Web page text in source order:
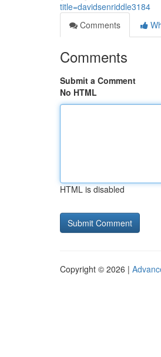
title=davidsenriddle3184
Comments
Comments
Submit a Comment
No HTML
HTML is disabled
Copyright © 2026 |